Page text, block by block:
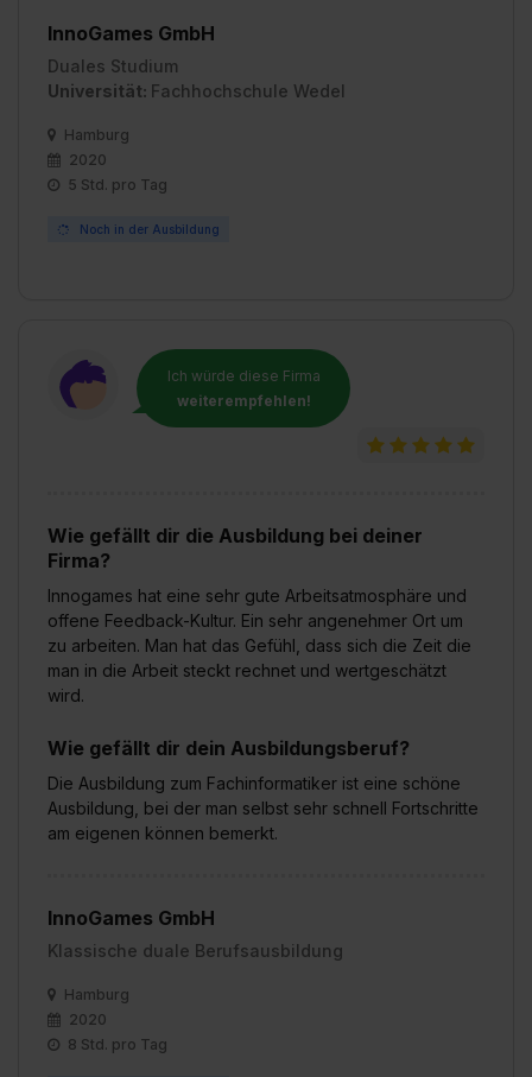
InnoGames GmbH
Duales Studium
Universität: Fachhochschule Wedel
Hamburg
2020
5 Std. pro Tag
Noch in der Ausbildung
Ich würde diese Firma
weiterempfehlen!
Wie gefällt dir die Ausbildung bei deiner
Firma?
Innogames hat eine sehr gute Arbeitsatmosphäre und
offene Feedback-Kultur. Ein sehr angenehmer Ort um
zu arbeiten. Man hat das Gefühl, dass sich die Zeit die
man in die Arbeit steckt rechnet und wertgeschätzt
wird.
Wie gefällt dir dein Ausbildungsberuf?
Die Ausbildung zum Fachinformatiker ist eine schöne
Ausbildung, bei der man selbst sehr schnell Fortschritte
am eigenen können bemerkt.
InnoGames GmbH
Klassische duale Berufsausbildung
Hamburg
2020
8 Std. pro Tag